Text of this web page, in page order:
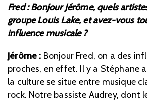
Fred : Bonjour Jérôme, quels
groupe Louis Lake, et avez-vous
influence musicale ?
Jérôme : Bonjour Fred, on a des
proches, en effet. Il y a Stéphane
la culture se situe entre musique
rock. Notre bassiste Audrey, dont